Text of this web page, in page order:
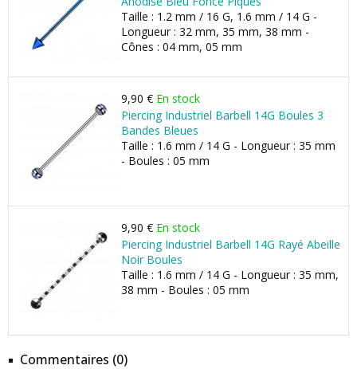
Taille : 1.2 mm / 16 G, 1.6 mm / 14 G -
Longueur : 32 mm, 35 mm, 38 mm -
Cônes : 04 mm, 05 mm
9,90 € En stock
Piercing Industriel Barbell 14G Boules 3
Bandes Bleues
Taille : 1.6 mm / 14 G - Longueur : 35 mm
- Boules : 05 mm
9,90 € En stock
Piercing Industriel Barbell 14G Rayé Abeille
Noir Boules
Taille : 1.6 mm / 14 G - Longueur : 35 mm,
38 mm - Boules : 05 mm
Commentaires (0)